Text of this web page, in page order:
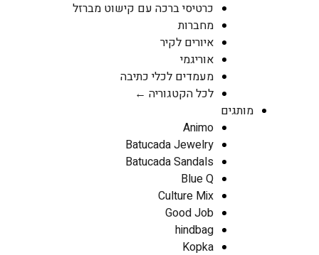
כרטיסי ברכה עם קישוט מברזל
מחברות
איורים לקיר
אוריגמי
מעמדים לכלי כתיבה
לכל הקטגוריה ←
מותגים
Animo
Batucada Jewelry
Batucada Sandals
Blue Q
Culture Mix
Good Job
hindbag
Kopka